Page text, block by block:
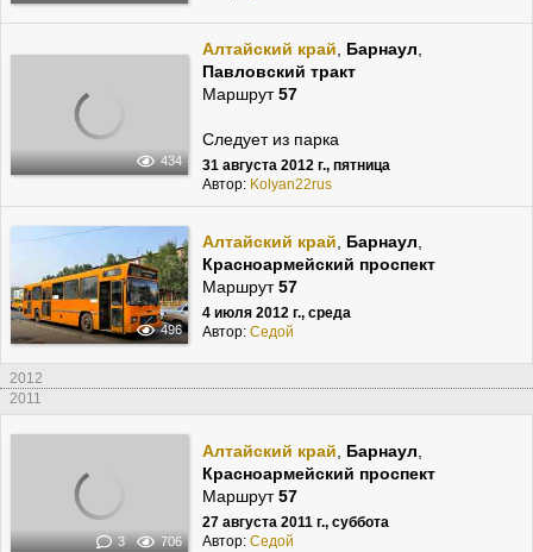
434
Алтайский край Барнаул
Павловский тракт
Маршрут57
Следует из парка
31 августа 2012 г., пятница
Автор: Kolyan22rus
496
Алтайский край Барнаул
Красноармейский проспект
Маршрут57
4 июля 2012 г., среда
Автор: Cедой
2012
2011
3 706
Алтайский край, Барнаул,
Красноармейский проспект
Маршрут57
27 августа 2011 г., суббота
Автор: Cедой